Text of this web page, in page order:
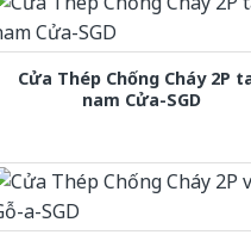
Cửa Thép Chống Cháy 2P
nam Cửa-SGD